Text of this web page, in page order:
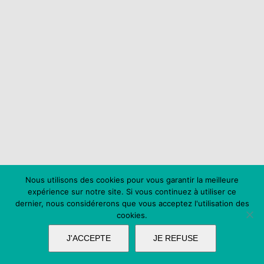
Nous utilisons des cookies pour vous garantir la meilleure
expérience sur notre site. Si vous continuez à utiliser ce
dernier, nous considérerons que vous acceptez l'utilisation des
cookies.
J'ACCEPTE JE REFUSE